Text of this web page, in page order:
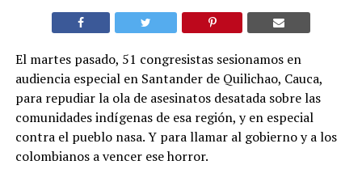
El martes pasado, 51 congresistas sesionamos en
audiencia especial en Santander de Quilichao, Cauca,
para repudiar la ola de asesinatos desatada sobre las
comunidades indígenas de esa región, y en especial
contra el pueblo nasa. Y para llamar al gobierno y a los
colombianos a vencer ese horror.